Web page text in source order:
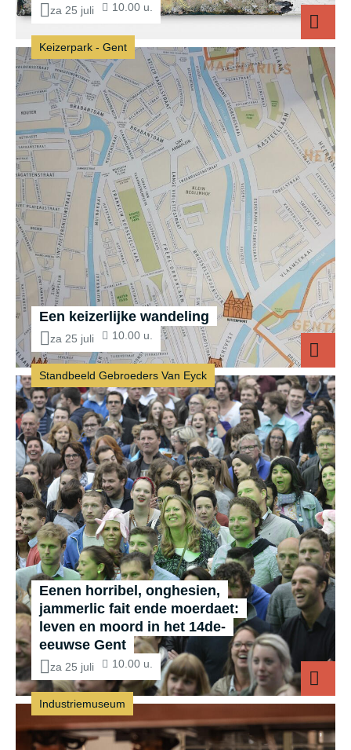
za 25 juli 10.00 u.
Een keizerlijke wandeling
za 25 juli 10.00 u.
Keizerpark - Gent
Eenen horribel, onghesien,
jammerlic fait ende moerdaet:
leven en moord in het 14de-
eeuwse Gent
za 25 juli 10.00 u.
Standbeeld Gebroeders Van Eyck
Industriemuseum